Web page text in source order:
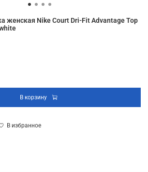
женская Nike Court Dri-Fit Advantage Top
В избранное
В корзину